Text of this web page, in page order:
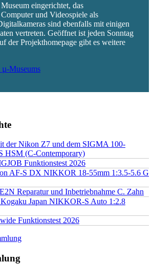
eingerichtet, das
und Videospiele als
sind ebenfalls mit einigen
vertreten. Geöffnet ist jeden Sonntag
der Projekthomepage gibt es weitere
µ-Museums
der Nikon Z7 und dem SIGMA 100-
HSM (C-Contemporary)
Funktionstest 2026
AF-S DX NIKKOR 18-55mm 1:3.5-5.6 G
Reparatur und Inbetriebnahme C. Zahn
Japan NIKKOR-S Auto 1:2.8
Funktionstest 2026